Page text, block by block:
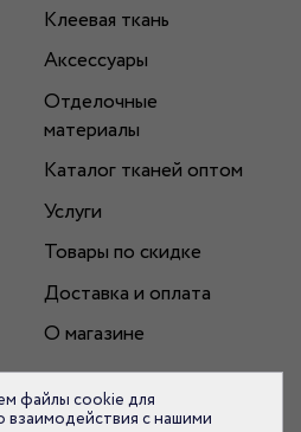
Клеевая ткань
Аксессуары
Отделочные
материалы
Каталог тканей оптом
Услуги
Товары по скидке
Доставка и оплата
О магазине
файлы cookie для
с нашими